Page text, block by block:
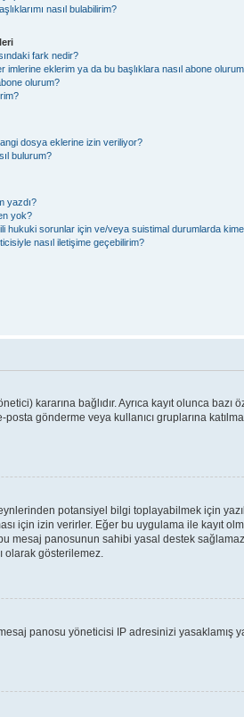
nasıl bulabilirim?
fark nedir?
imlerine eklerim ya da bu başlıklara nasıl abone
olurum?
dosya eklerine izin veriliyor?
bulurum?
yazdı?
yok?
hukuki sorunlar için ve/veya suistimal durumlarda
nasıl iletişime geçebilirim?
kararına bağlıdır. Ayrıca kayıt olunca bazı
gönderme veya kullanıcı gruplarına
potansiyel bilgi toplayabilmek için
için izin verirler. Eğer bu uygulama ile kayıt
mesaj panosunun sahibi yasal destek
olarak gösterilemez.
panosu yöneticisi IP adresinizi yasaklamış ya